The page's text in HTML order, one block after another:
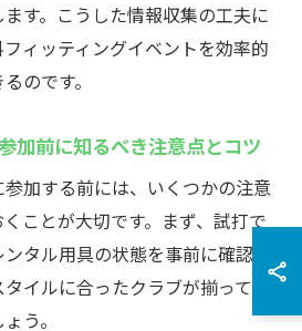
す。こうした情報収集の工夫に
ィッティングイベントを効率的
のです。
加前に知るべき注意点とコツ
加する前には、いくつかの注意
ことが大切です。まず、試打で
タル用具の状態を事前に確認
イルに合ったクラブが揃ってい
う。